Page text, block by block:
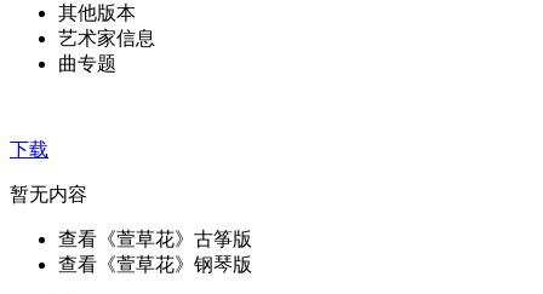
其他版本
艺术家信息
曲专题
下载
暂无内容
查看《萱草花》古筝版
查看《萱草花》钢琴版